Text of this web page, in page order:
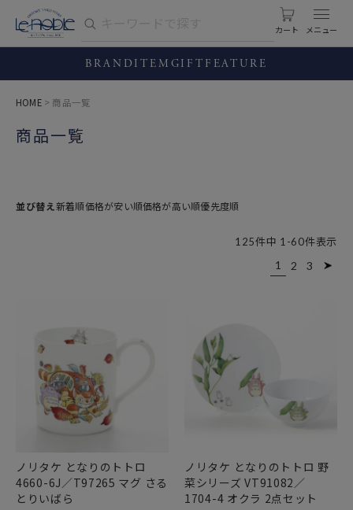
カート
BRANDITEM GIFT FEATURE
HOME 商品一覧
商品一覧
並び替え 新着順価格が安い順価格が高い順優先度順
125件中 1 -60件表示
1 2 3
ノリタケ となりのトトロ
4660-6J／T97265 マグ さる
とりいばら
ノリタケ となりのトトロ 野
菜シリーズ VT91082／
1704-4 オクラ 2点セット